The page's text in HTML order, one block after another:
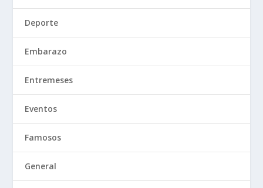
Deporte
Embarazo
Entremeses
Eventos
Famosos
General